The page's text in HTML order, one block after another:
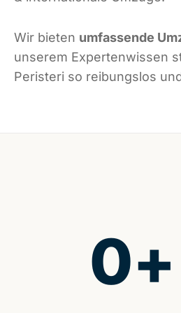
Wir bieten umfassende
unserem Expertenwissen
Peristeri so reibungslos
0+